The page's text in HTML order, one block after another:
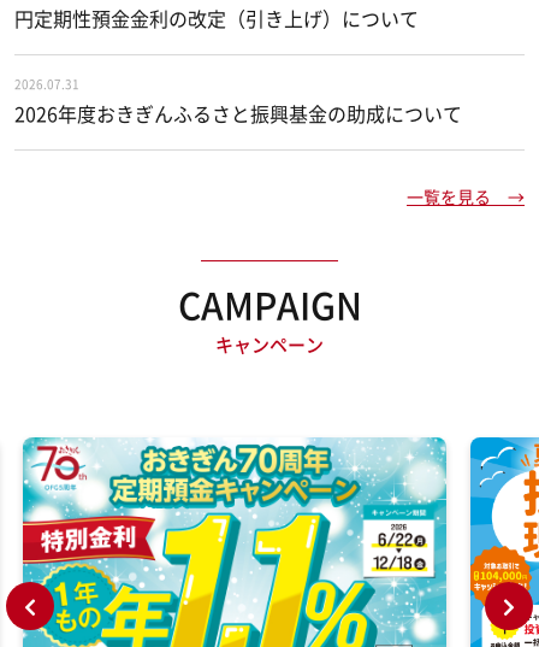
円定期性預金金利の改定（引き上げ）について
2026.07.31
2026年度おきぎんふるさと振興基金の助成について
一覧を見る →
CAMPAIGN
キャンペーン